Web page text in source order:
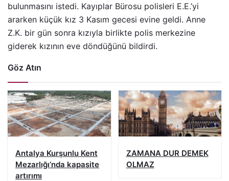
bulunmasını istedi. Kayıplar Bürosu polisleri E.E.’yi
ararken küçük kız 3 Kasım gecesi evine geldi. Anne
Z.K. bir gün sonra kızıyla birlikte polis merkezine
giderek kızının eve döndüğünü bildirdi.
Göz Atın
Antalya Kurşunlu Kent
Mezarlığı’nda kapasite
artırımı
ZAMANA DUR DEMEK
OLMAZ